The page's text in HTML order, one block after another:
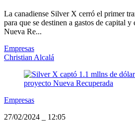
La canadiense Silver X cerró el primer
para que se destinen a gastos de capital
Nueva Re...
Empresas
Christian Alcalá
Empresas
27/02/2024
12:05